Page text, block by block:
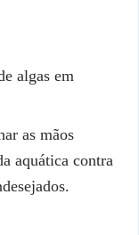
algas em
as mãos
aquática contra